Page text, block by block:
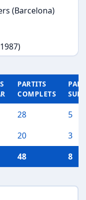
(Barcelona)
PARTITS
COMPLETS
28
5
20
3
48 8